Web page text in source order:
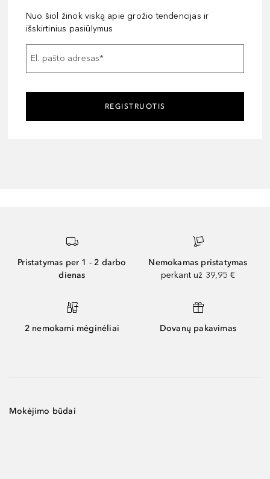
Nuo šiol žinok viską apie grožio tendencijas ir
išskirtinius pasiūlymus
El. pašto adresas*
REGISTRUOTIS
Pristatymas per 1 - 2 darbo
dienas
Nemokamas pristatymas
perkant už 39,95 €
2 nemokami mėginėliai Dovanų pakavimas
Mokėjimo būdai